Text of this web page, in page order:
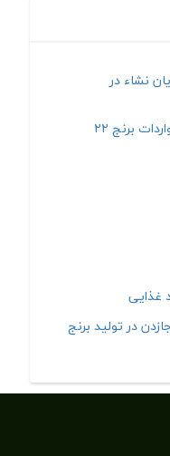
نشاء در
در دو ماهه نخست سال جاری واردات برنج ۲۲
غذایی